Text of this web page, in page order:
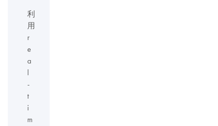
利
用
r
e
a
l
-
t
i
m